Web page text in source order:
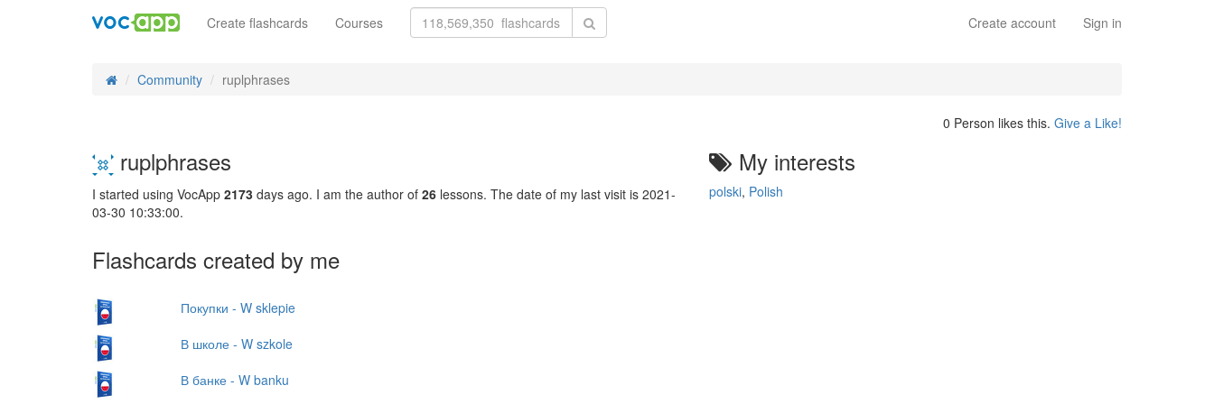
Create account Sign in
Create flashcards Courses
Community ruplphrases
0 Person likes this. Give a Like!
ruplphrases
I started using VocApp 2173 days ago. I am the author of 26 lessons. The date of my last visit is 2021-
03-30 10:33:00.
My interests
polski, Polish
Flashcards created by me
Покупки - W sklepie
В школе - W szkole
В банке - W banku